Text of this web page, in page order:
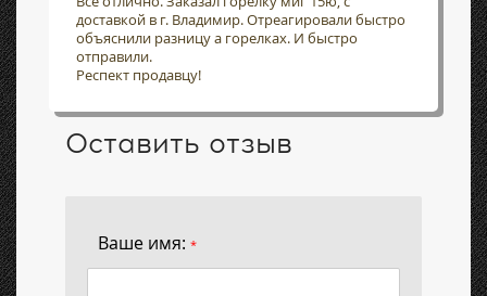
доставкой в г. Владимир. Отреагировали быстро
объяснили разницу а горелках. И быстро
отправили.
Респект продавцу!
Оставить отзыв
Ваше имя: *